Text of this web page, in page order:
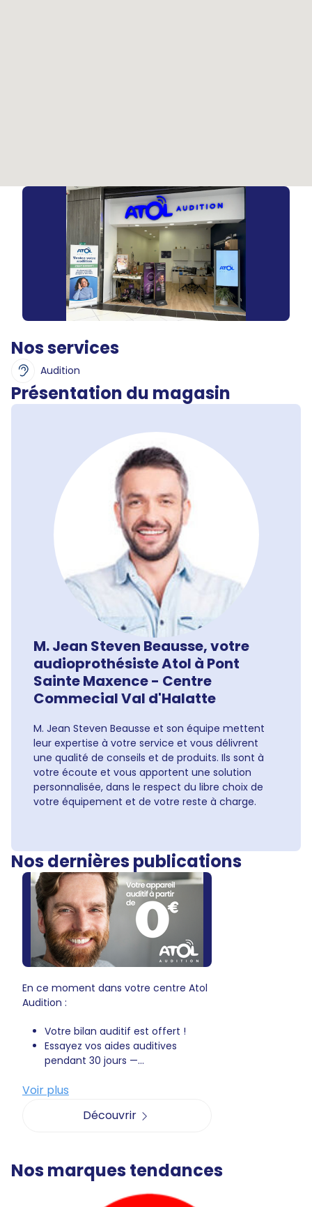
Nos services
Audition
Présentation du magasin
M. Jean Steven Beausse, votre
audioprothésiste Atol à Pont
Sainte Maxence - Centre
Commecial Val d'Halatte
M. Jean Steven Beausse et son équipe mettent
leur expertise à votre service et vous délivrent
une qualité de conseils et de produits. Ils sont à
votre écoute et vous apportent une solution
personnalisée, dans le respect du libre choix de
votre équipement et de votre reste à charge.
Nos dernières publications
En ce moment dans votre centre Atol
Audition :
Votre bilan auditif est offert !
Essayez vos aides auditives
pendant 30 jours —...
Voir plus
Découvrir
Nos marques tendances